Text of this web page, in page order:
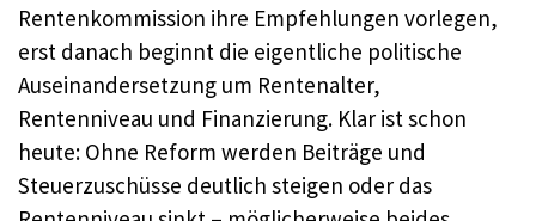
Rentenkommission ihre Empfehlungen vorlegen,
erst danach beginnt die eigentliche politische
Auseinandersetzung um Rentenalter,
Rentenniveau und Finanzierung. Klar ist schon
heute: Ohne Reform werden Beiträge und
Steuerzuschüsse deutlich steigen oder das